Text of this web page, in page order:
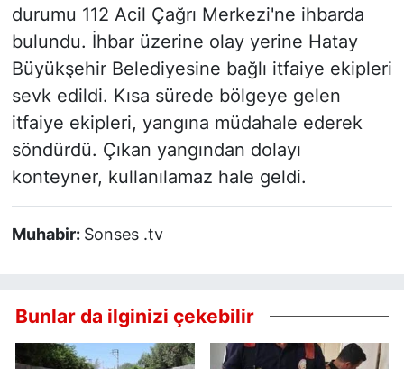
durumu 112 Acil Çağrı Merkezi'ne ihbarda
bulundu. İhbar üzerine olay yerine Hatay
Büyükşehir Belediyesine bağlı itfaiye ekipleri
sevk edildi. Kısa sürede bölgeye gelen
itfaiye ekipleri, yangına müdahale ederek
söndürdü. Çıkan yangından dolayı
konteyner, kullanılamaz hale geldi.
Muhabir: Sonses .tv
Bunlar da ilginizi çekebilir